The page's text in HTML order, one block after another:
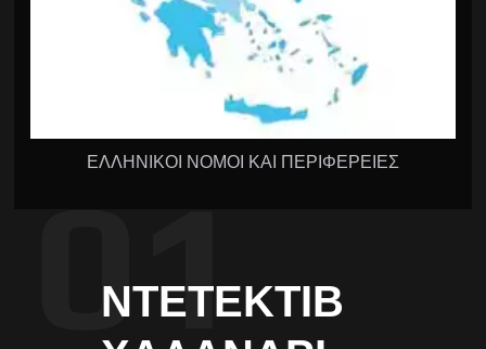
ΕΛΛΗΝΙΚΟΙ ΝΟΜΟΙ ΚΑΙ ΠΕΡΙΦΕΡΕΙΕΣ
ΝΤΕΤΈΚΤΙΒ